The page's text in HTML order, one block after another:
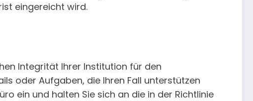
eingereicht wird.
Integrität Ihrer Institution für den
oder Aufgaben, die Ihren Fall unterstützen
ein und halten Sie sich an die in der Richtlinie